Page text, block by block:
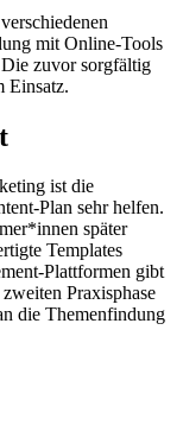
mit Online-Tools
zuvor sorgfältig
Einsatz.
ist die
Plan sehr helfen.
später
Templates
Plattformen gibt
Praxisphase
die Themenfindung